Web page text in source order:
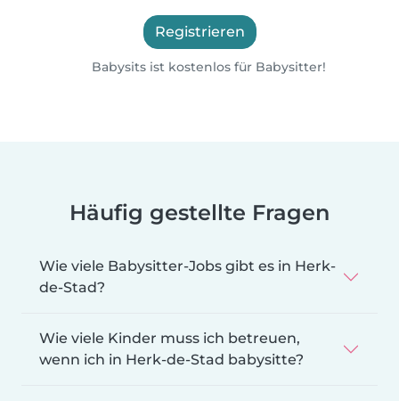
Registrieren
Babysits ist kostenlos für Babysitter!
Häufig gestellte Fragen
Wie viele Babysitter-Jobs gibt es in Herk-
de-Stad?
Wie viele Kinder muss ich betreuen,
wenn ich in Herk-de-Stad babysitte?